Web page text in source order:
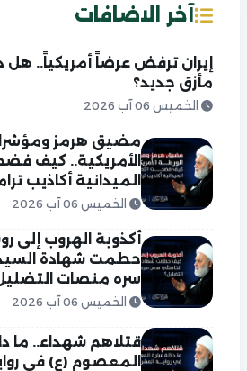
آخر الاضافات
إيران ترفض عرضاً أمريكياً..
مأزق جديد؟
الخميس 06 آب 2026
مضيق هرمز
الأمريكية.. كيف
الميدانية أكاذيب
الخميس 06 آب 2026
أكذوبة الهروب إلى
حطمت شهادة
سره منصات
الخميس 06 آب 2026
قتلاهم شهداء.. ما
المعصوم (ع) في